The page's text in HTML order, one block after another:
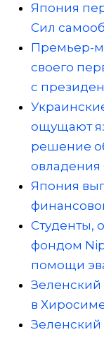
Япония
Сил
Премьер-
своего
с
ощущают
решение
овладения
Япония
Студенты,
фондом
помощи
Зеленский
в
Зеленский